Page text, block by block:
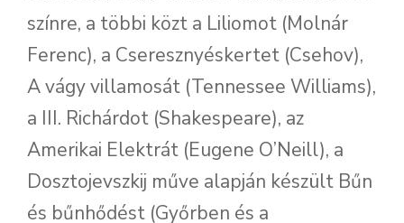
színre, a többi közt a Liliomot (Molnár
Ferenc), a Cseresznyéskertet (Csehov),
A vágy villamosát (Tennessee Williams),
a III. Richárdot (Shakespeare), az
Amerikai Elektrát (Eugene O’Neill), a
Dosztojevszkij műve alapján készült Bűn
és bűnhődést (Győrben és a